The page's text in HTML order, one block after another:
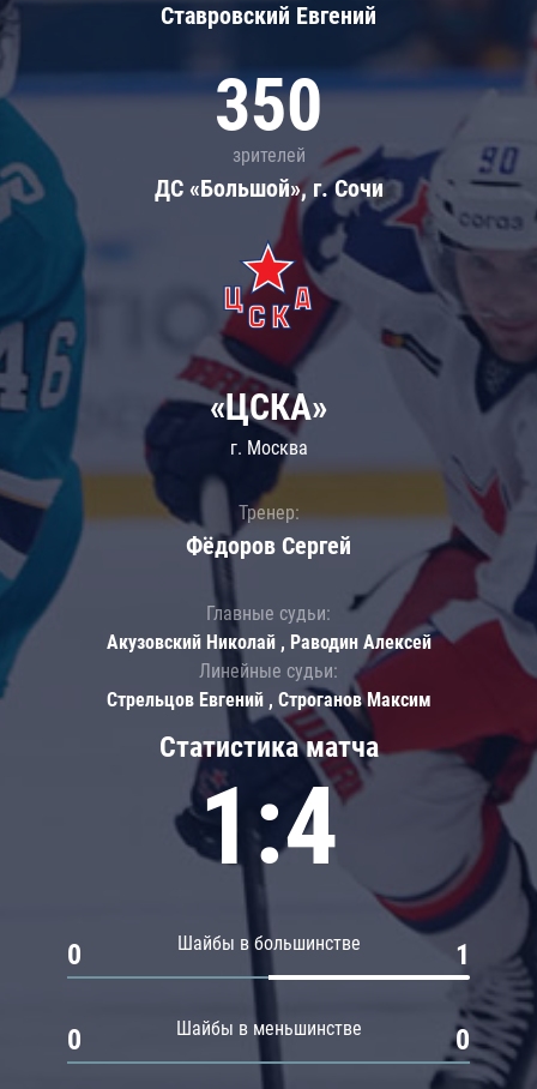
Ставровский Евгений
350
зрителей
ДС «Большой», г. Сочи
Статистика матча
1:4
Шайбы в большинстве
0 1
Шайбы в меньшинстве
0 0
«ЦСКА»
г. Москва
Тренер:
Фёдоров Сергей
Главные судьи:
Акузовский Николай , Раводин Алексей
Линейные судьи:
Стрельцов Евгений , Строганов Максим